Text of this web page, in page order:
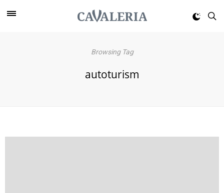
Browsing Tag
autoturism